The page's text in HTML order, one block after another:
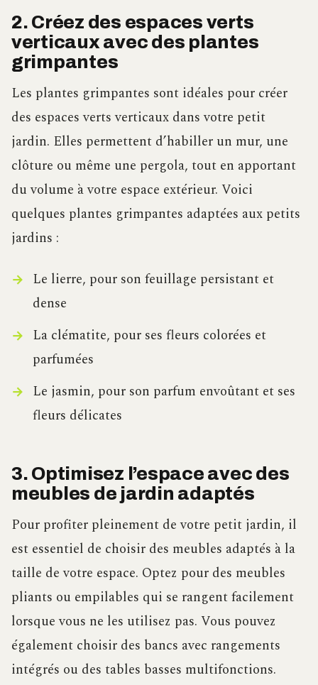
2. Créez des espaces verts
verticaux avec des plantes
grimpantes
Les plantes grimpantes sont idéales pour créer
des espaces verts verticaux dans votre petit
jardin. Elles permettent d’habiller un mur, une
clôture ou même une pergola, tout en apportant
du volume à votre espace extérieur. Voici
quelques plantes grimpantes adaptées aux petits
jardins :
Le lierre, pour son feuillage persistant et
dense
La clématite, pour ses fleurs colorées et
parfumées
Le jasmin, pour son parfum envoûtant et ses
fleurs délicates
3. Optimisez l’espace avec des
meubles de jardin adaptés
Pour profiter pleinement de votre petit jardin, il
est essentiel de choisir des meubles adaptés à la
taille de votre espace. Optez pour des meubles
pliants ou empilables qui se rangent facilement
lorsque vous ne les utilisez pas. Vous pouvez
également choisir des bancs avec rangements
intégrés ou des tables basses multifonctions.